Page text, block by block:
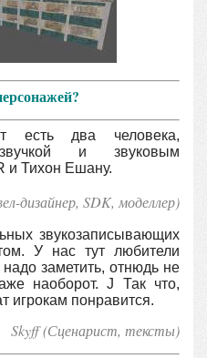
два человека,
и звуковым
и Тихон Ешану.
дизайнер, SDK, моделлер)
звукозаписывающих
У нас тут любители
заметить, отнюдь не
наоборот. J Так что,
игрокам понравится.
Skyff (Сценарист, тексты)